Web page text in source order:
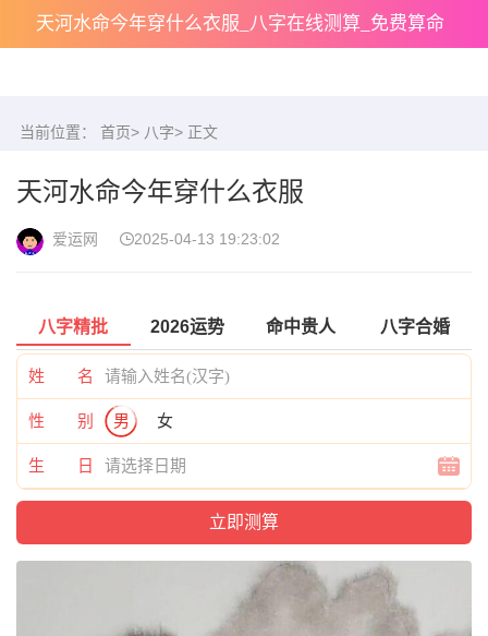
天河水命今年穿什么衣服_八字在线测算_免费算命
当前位置： 首页> 八字> 正文
天河水命今年穿什么衣服
爱运网 2025-04-13 19:23:02
八字精批 2026运势 命中贵人 八字合婚
姓 名
性 别 男 女
生 日